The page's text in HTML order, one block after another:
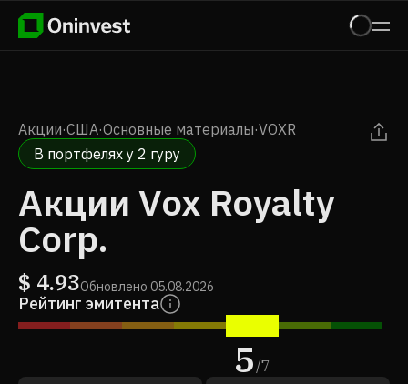
Акции·США·Основные материалы·VOXR
В портфелях у 2 гуру
Акции Vox Royalty
Corp.
$ 4.93Обновлено 05.08.2026
Рейтинг эмитента
5/7